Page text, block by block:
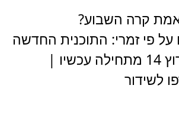
קרה השבוע?
על פי זמרי: התוכנית החדשה
של ערוץ 14 מתחילה עכשיו |
לשידור